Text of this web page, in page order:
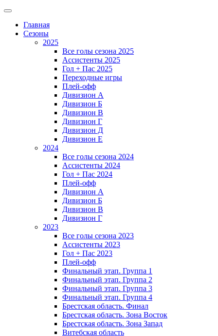
Главная
Сезоны
2025
Все голы сезона 2025
Ассистенты 2025
Гол + Пас 2025
Переходные игры
Плей-офф
Дивизион A
Дивизион Б
Дивизион В
Дивизион Г
Дивизион Д
Дивизион Е
2024
Все голы сезона 2024
Ассистенты 2024
Гол + Пас 2024
Плей-офф
Дивизион A
Дивизион Б
Дивизион В
Дивизион Г
2023
Все голы сезона 2023
Ассистенты 2023
Гол + Пас 2023
Плей-офф
Финальный этап. Группа 1
Финальный этап. Группа 2
Финальный этап. Группа 3
Финальный этап. Группа 4
Брестская область. Финал
Брестская область. Зона Восток
Брестская область. Зона Запад
Витебская область